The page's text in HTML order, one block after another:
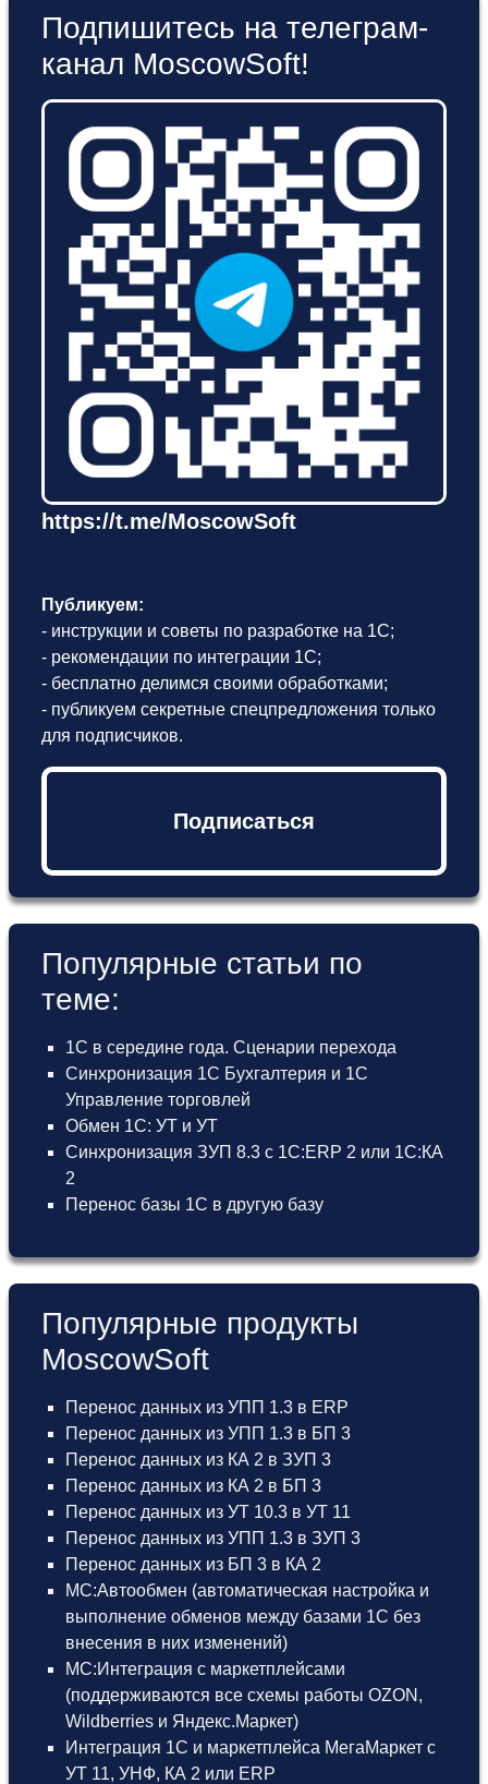
Подпишитесь на телеграм-
канал MoscowSoft!
https://t.me/MoscowSoft
Публикуем:
- инструкции и советы по разработке на 1С;
- рекомендации по интеграции 1С;
- бесплатно делимся своими обработками;
- публикуем секретные спецпредложения только
для подписчиков.
Подписаться
Популярные статьи по
теме:
1С в середине года. Сценарии перехода
Синхронизация 1С Бухгалтерия и 1С
Управление торговлей
Обмен 1С: УТ и УТ
Синхронизация ЗУП 8.3 с 1С:ERP 2 или 1С:КА
2
Перенос базы 1С в другую базу
Популярные продукты
MoscowSoft
Перенос данных из УПП 1.3 в ERP
Перенос данных из УПП 1.3 в БП 3
Перенос данных из КА 2 в ЗУП 3
Перенос данных из КА 2 в БП 3
Перенос данных из УТ 10.3 в УТ 11
Перенос данных из УПП 1.3 в ЗУП 3
Перенос данных из БП 3 в КА 2
МС:Автообмен (автоматическая настройка и
выполнение обменов между базами 1С без
внесения в них изменений)
МС:Интеграция с маркетплейсами
(поддерживаются все схемы работы OZON,
Wildberries и Яндекс.Маркет)
Интеграция 1С и маркетплейса МегаМаркет с
УТ 11, УНФ, КА 2 или ERP